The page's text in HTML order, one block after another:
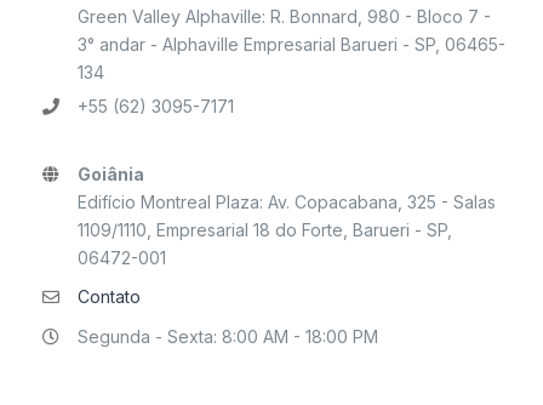
Green Valley Alphaville: R. Bonnard, 980 - Bloco 7 -
3° andar - Alphaville Empresarial Barueri - SP, 06465-
134
+55 (62) 3095-7171
Goiânia
Edifício Montreal Plaza: Av. Copacabana, 325 - Salas
1109/1110, Empresarial 18 do Forte, Barueri - SP,
06472-001
Contato
Segunda - Sexta: 8:00 AM - 18:00 PM